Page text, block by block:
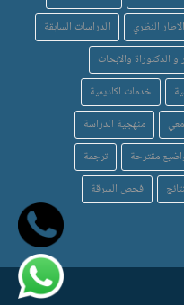
الاطار النظري
الدراسات السابقة
الدكتوراة والابحاث
خدمات اكاديمية
منهجية الدراسة
مقترحة
ترجمة
فحص السرقة